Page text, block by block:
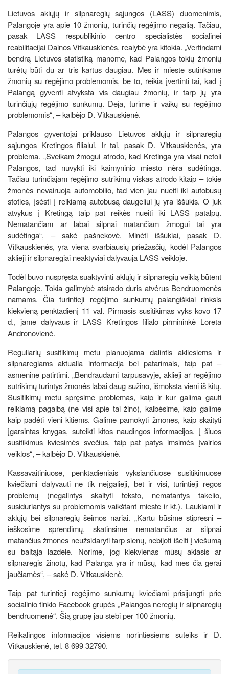
Lietuvos aklųjų ir silpnaregių sąjungos (LASS) duomenimis,
Palangoje yra apie 10 žmonių, turinčių regėjimo negalią. Tačiau,
pasak LASS respublikinio centro specialistės socialinei
reabilitacijai Dainos Vitkauskienės, realybė yra kitokia. „Vertindami
bendrą Lietuvos statistiką manome, kad Palangos tokių žmonių
turėtų būti du ar tris kartus daugiau. Mes ir mieste sutinkame
žmonių su regėjimo problemomis, be to, reikia įvertinti tai, kad į
Palangą gyventi atvyksta vis daugiau žmonių, ir tarp jų yra
turinčiųjų regėjimo sunkumų. Deja, turime ir vaikų su regėjimo
problemomis“, – kalbėjo D. Vitkauskienė.
Palangos gyventojai priklauso Lietuvos aklųjų ir silpnaregių
sąjungos Kretingos filialui. Ir tai, pasak D. Vitkauskienės, yra
problema. „Sveikam žmogui atrodo, kad Kretinga yra visai netoli
Palangos, tad nuvykti iki kaimyninio miesto nėra sudėtinga.
Tačiau turinčiajam regėjimo sutrikimų viskas atrodo kitaip – tokie
žmonės nevairuoja automobilio, tad vien jau nueiti iki autobusų
stoties, įsėsti į reikiamą autobusą daugeliui jų yra iššūkis. O juk
atvykus į Kretingą taip pat reikės nueiti iki LASS patalpų.
Nematančiam ar labai silpnai matančiam žmogui tai yra
sudėtinga“, – sakė pašnekovė. Minėti iššūkiai, pasak D.
Vitkauskienės, yra viena svarbiausių priežasčių, kodėl Palangos
aklieji ir silpnaregiai neaktyviai dalyvauja LASS veikloje.
Todėl buvo nuspręsta suaktyvinti aklųjų ir silpnaregių veiklą būtent
Palangoje. Tokia galimybė atsirado duris atvėrus Bendruomenės
namams. Čia turintieji regėjimo sunkumų palangiškiai rinksis
kiekvieną penktadienį 11 val. Pirmasis susitikimas vyks kovo 17
d., jame dalyvaus ir LASS Kretingos filialo pirmininkė Loreta
Andronovienė.
Reguliarių susitikimų metu planuojama dalintis akliesiems ir
silpnaregiams aktualia informacija bei patarimais, taip pat –
asmenine patirtimi. „Bendraudami tarpusavyje, aklieji ar regėjimo
sutrikimų turintys žmonės labai daug sužino, išmoksta vieni iš kitų.
Susitikimų metu spręsime problemas, kaip ir kur galima gauti
reikiamą pagalbą (ne visi apie tai žino), kalbėsime, kaip galime
kaip padėti vieni kitiems. Galime pamokyti žmones, kaip skaityti
įgarsintas knygas, suteikti kitos naudingos informacijos. Į šiuos
susitikimus kviesimės svečius, taip pat patys imsimės įvairios
veiklos“, –­ kalbėjo D. Vitkauskienė.
Kassavaitiniuose, penktadieniais vyksiančiuose susitikimuose
kviečiami dalyvauti ne tik neįgalieji, bet ir visi, turintieji regos
problemų (negalintys skaityti teksto, nematantys takelio,
susiduriantys su problemomis vaikštant mieste ir kt.). Laukiami ir
aklųjų bei silpnaregių šeimos nariai. „Kartu būsime stipresni –
ieškosime sprendimų, skatinsime nematančius ar silpnai
matančius žmones neužsidaryti tarp sienų, nebijoti išeiti į viešumą
su baltąja lazdele. Norime, jog kiekvienas mūsų aklasis ar
silpnaregis žinotų, kad Palanga yra ir mūsų, kad mes čia gerai
jaučiamės“, – sakė D. Vitkauskienė.
Taip pat turintieji regėjimo sunkumų kviečiami prisijungti prie
socialinio tinklo Facebook grupės „Palangos neregių ir silpnaregių
bendruomenė“. Šią grupę jau stebi per 100 žmonių.
Reikalingos informacijos visiems norintiesiems suteiks ir D.
Vitkauskienė, tel. 8 699 32790.